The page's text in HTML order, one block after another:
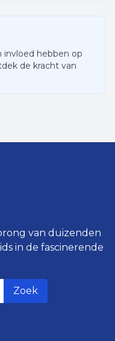
invloed hebben op
de kracht van
van duizenden
in de fascinerende
Zoek